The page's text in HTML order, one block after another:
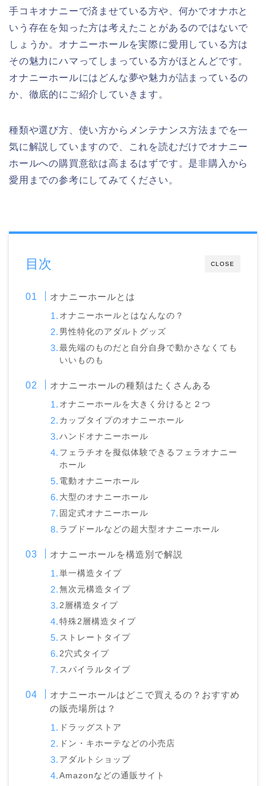
手コキオナニーで済ませている方や、何かでオナホと
いう存在を知った方は考えたことがあるのではないで
しょうか。オナニーホールを実際に愛用している方は
その魅力にハマってしまっている方がほとんどです。
オナニーホールにはどんな夢や魅力が詰まっているの
か、徹底的にご紹介していきます。
種類や選び方、使い方からメンテナンス方法までを一
気に解説していますので、これを読むだけでオナニー
ホールへの購買意欲は高まるはずです。是非購入から
愛用までの参考にしてみてください。
CLOSE
目次
オナニーホールとは
オナニーホールとはなんなの？
男性特化のアダルトグッズ
最先端のものだと自分自身で動かさなくても
いいものも
オナニーホールの種類はたくさんある
オナニーホールを大きく分けると２つ
カップタイプのオナニーホール
ハンドオナニーホール
フェラチオを擬似体験できるフェラオナニー
ホール
電動オナニーホール
大型のオナニーホール
固定式オナニーホール
ラブドールなどの超大型オナニーホール
オナニーホールを構造別で解説
単一構造タイプ
無次元構造タイプ
2層構造タイプ
特殊2層構造タイプ
ストレートタイプ
2穴式タイプ
スパイラルタイプ
オナニーホールはどこで買えるの？おすすめ
の販売場所は？
ドラッグストア
ドン・キホーテなどの小売店
アダルトショップ
Amazonなどの通販サイト